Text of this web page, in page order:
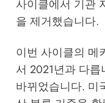
사이클에서 기관
을 제거했습니다.
이번 사이클의 메
서 2021년과 다
바뀌었습니다. 미